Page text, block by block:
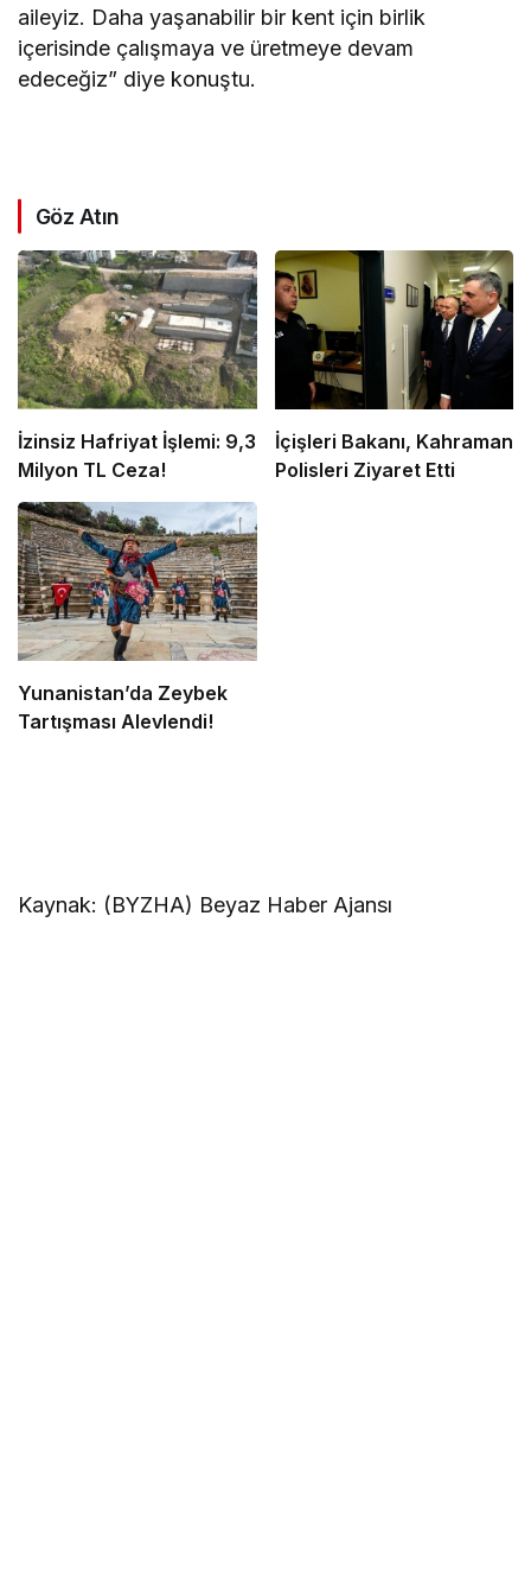
aileyiz. Daha yaşanabilir bir kent için birlik
içerisinde çalışmaya ve üretmeye devam
edeceğiz” diye konuştu.
Göz Atın
İzinsiz Hafriyat İşlemi: 9,3
Milyon TL Ceza!
İçişleri Bakanı, Kahraman
Polisleri Ziyaret Etti
Yunanistan’da Zeybek
Tartışması Alevlendi!
Kaynak: (BYZHA) Beyaz Haber Ajansı